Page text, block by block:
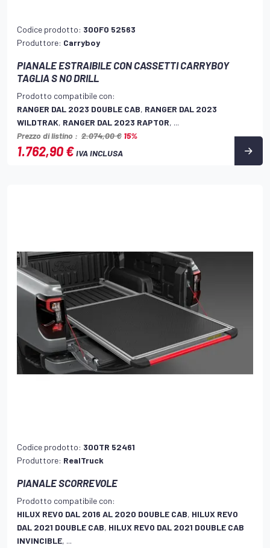
Codice prodotto: 300FO 52563
Produttore: Carryboy
PIANALE ESTRAIBILE CON CASSETTI CARRYBOY
TAGLIA S NO DRILL
Prodotto compatibile con:
RANGER DAL 2023 DOUBLE CAB, RANGER DAL 2023
WILDTRAK, RANGER DAL 2023 RAPTOR, ...
Prezzo di listino : 2.074,00 € 15%
1.762,90 €IVA INCLUSA
Codice prodotto: 300TR 52461
Produttore: RealTruck
PIANALE SCORREVOLE
Prodotto compatibile con:
HILUX REVO DAL 2016 AL 2020 DOUBLE CAB, HILUX REVO
DAL 2021 DOUBLE CAB, HILUX REVO DAL 2021 DOUBLE CAB
INVINCIBLE, ...